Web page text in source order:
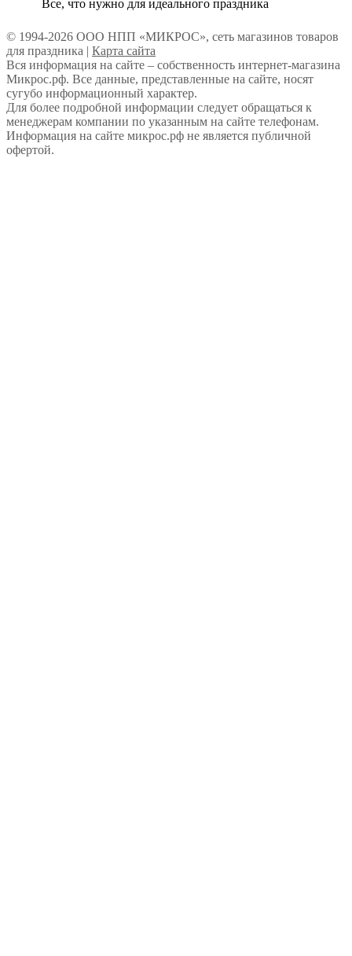
Все, что нужно для идеального праздника
© 1994-2026 ООО НПП «МИКРОС», сеть магазинов товаров
для праздника | Карта сайта
Вся информация на сайте – собственность интернет-магазина
Микрос.рф. Все данные, представленные на сайте, носят
сугубо информационный характер.
Для более подробной информации следует обращаться к
менеджерам компании по указанным на сайте телефонам.
Информация на сайте микрос.рф не является публичной
офертой.